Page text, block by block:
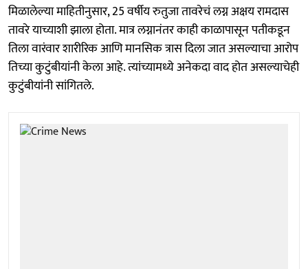
मिळालेल्या माहितीनुसार, 25 वर्षीय रुतुजा तावरेचं लग्न अक्षय रामदास
तावरे याच्याशी झाला होता. मात्र लग्नानंतर काही काळापासून पतीकडून
तिला वारंवार शारीरिक आणि मानसिक त्रास दिला जात असल्याचा आरोप
तिच्या कुटुंबीयांनी केला आहे. त्यांच्यामध्ये अनेकदा वाद होत असल्याचेही
कुटुंबीयांनी सांगितले.